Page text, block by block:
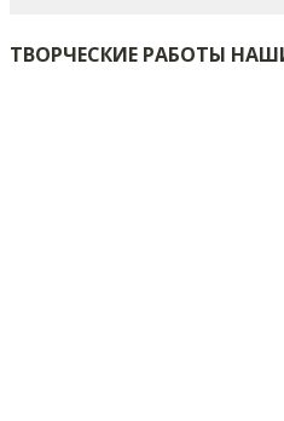
ТВОРЧЕСКИЕ РАБОТЫ